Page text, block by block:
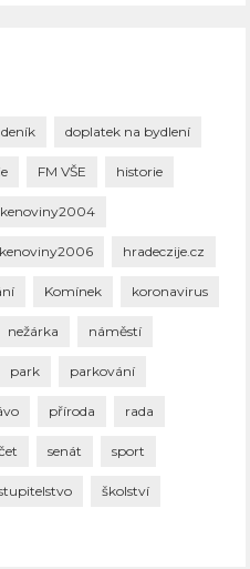
deník doplatek na bydlení
FM VŠE historie
hradeczije.cz
Komínek koronavirus
nežárka náměstí
park parkování
příroda rada
senát sport
školství